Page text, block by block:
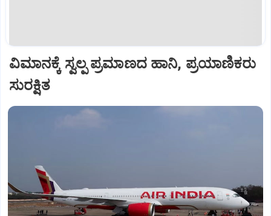
ವಿಮಾನಕ್ಕೆ ಸ್ವಲ್ಪ ಪ್ರಮಾಣದ ಹಾನಿ, ಪ್ರಯಾಣಿಕರು
ಸುರಕ್ಷಿತ